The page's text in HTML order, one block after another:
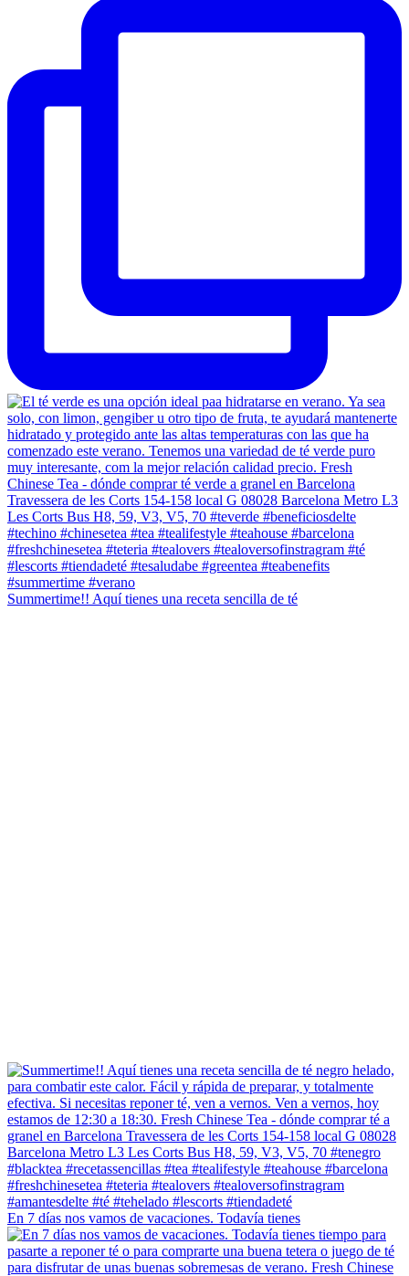
Summertime!! Aquí tienes una receta sencilla de té
En 7 días nos vamos de vacaciones. Todavía tienes